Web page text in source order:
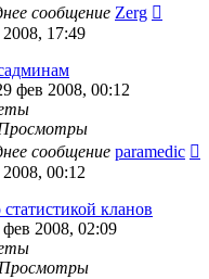
сообщение Zerg
17:49
фев 2008, 00:12
сообщение paramedic
00:12
кланов
фев 2008, 02:09
Просмотры